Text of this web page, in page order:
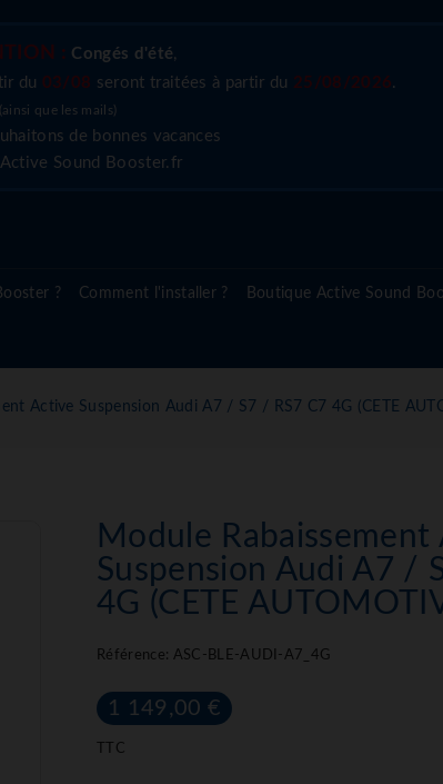
: Congés d'été,
du 03/08 seront traitées à partir du 25/08/2026.
(ainsi que les mails)
de bonnes vacances
Active Sound Booster.fr
Questions
? Comment l'installer ? Boutique Active Sound
Active Suspension Audi A7 / S7 / RS7 C7 4G (CETE
Module Rabaissement
Suspension Audi A7 /
4G (CETE
Référence: ASC-BLE-AUDI-A7_4G
1 149,00 €
TTC